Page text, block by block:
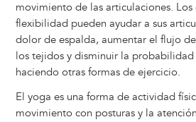
movimiento de las articulaciones. Los
flexibilidad pueden ayudar a sus
dolor de espalda, aumentar el flujo
los tejidos y disminuir la probabilidad
haciendo otras formas de ejercicio.
El yoga es una forma de actividad
movimiento con posturas y la